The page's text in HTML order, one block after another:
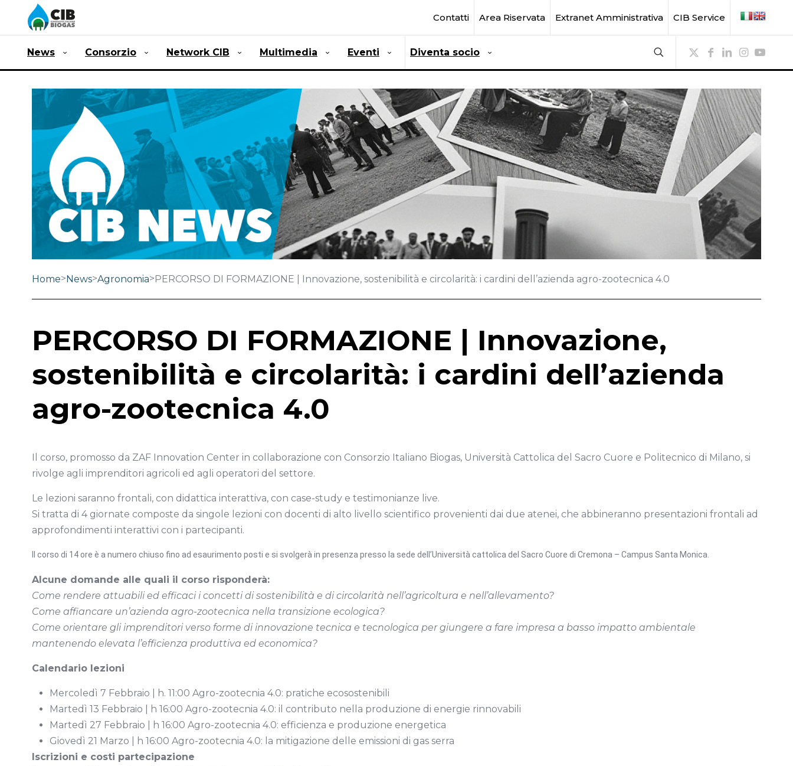
Contatti Area Riservata Extranet Amministrativa CIB Service
News Consorzio Network CIB Multimedia Eventi Diventa socio
Home>News>Agronomia>PERCORSO DI FORMAZIONE | Innovazione, sostenibilità e circolarità: i cardini dell’azienda agro-zootecnica 4.0
PERCORSO DI FORMAZIONE | Innovazione,
sostenibilità e circolarità: i cardini dell’azienda
agro-zootecnica 4.0
Il corso, promosso da ZAF Innovation Center in collaborazione con Consorzio Italiano Biogas, Università Cattolica del Sacro Cuore e Politecnico di Milano, si
rivolge agli imprenditori agricoli ed agli operatori del settore.
Le lezioni saranno frontali, con didattica interattiva, con case-study e testimonianze live.
Si tratta di 4 giornate composte da singole lezioni con docenti di alto livello scientifico provenienti dai due atenei, che abbineranno presentazioni frontali ad
approfondimenti interattivi con i partecipanti.
Il corso di 14 ore è a numero chiuso fino ad esaurimento posti e si svolgerà in presenza presso la sede dell’Università cattolica del Sacro Cuore di Cremona – Campus Santa Monica.
Alcune domande alle quali il corso risponderà:
Come rendere attuabili ed efficaci i concetti di sostenibilità e di circolarità nell’agricoltura e nell’allevamento?
Come affiancare un’azienda agro-zootecnica nella transizione ecologica?
Come orientare gli imprenditori verso forme di innovazione tecnica e tecnologica per giungere a fare impresa a basso impatto ambientale
mantenendo elevata l’efficienza produttiva ed economica?
Calendario lezioni
Mercoledì 7 Febbraio | h. 11:00 Agro-zootecnia 4.0: pratiche ecosostenibili
Martedì 13 Febbraio | h 16:00 Agro-zootecnia 4.0: il contributo nella produzione di energie rinnovabili
Martedì 27 Febbraio | h 16:00 Agro-zootecnia 4.0: efficienza e produzione energetica
Giovedì 21 Marzo | h 16:00 Agro-zootecnia 4.0: la mitigazione delle emissioni di gas serra
Iscrizioni e costi partecipazione